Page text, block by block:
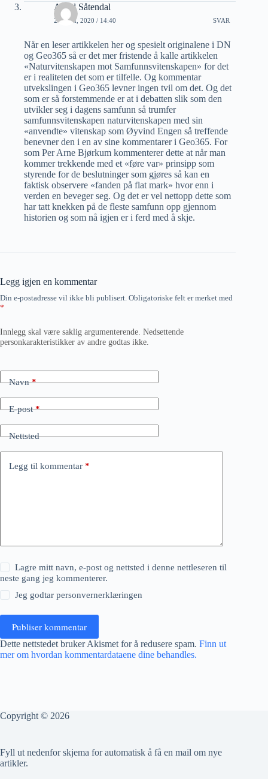
Arvid Såtendal
25 JULI, 2020 / 14:40 SVAR
Når en leser artikkelen her og spesielt originalene i DN
og Geo365 så er det mer fristende å kalle artikkelen
«Naturvitenskapen mot Samfunnsvitenskapen» for det
er i realiteten det som er tilfelle. Og kommentar
utvekslingen i Geo365 levner ingen tvil om det. Og det
som er så forstemmende er at i debatten slik som den
utvikler seg i dagens samfunn så trumfer
samfunnsvitenskapen naturvitenskapen med sin
«anvendte» vitenskap som Øyvind Engen så treffende
benevner den i en av sine kommentarer i Geo365. For
som Per Arne Bjørkum kommenterer dette at når man
kommer trekkende med et «føre var» prinsipp som
styrende for de beslutninger som gjøres så kan en
faktisk observere «fanden på flat mark» hvor enn i
verden en beveger seg. Og det er vel nettopp dette som
har tatt knekken på de fleste samfunn opp gjennom
historien og som nå igjen er i ferd med å skje.
Legg igjen en kommentar
Din e-postadresse vil ikke bli publisert. Obligatoriske felt er merket med
*
Innlegg skal være saklig argumenterende. Nedsettende
personkarakteristikker av andre godtas ikke.
Navn*
E-post*
Nettsted
Legg til kommentar *
Lagre mitt navn, e-post og nettsted i denne nettleseren til
neste gang jeg kommenterer.
Jeg godtarpersonvernerklæringen
Publiser kommentar
Dette nettstedet bruker Akismet for å redusere spam. Finn ut
mer om hvordan kommentardataene dine behandles.
Copyright © 2026
Fyll ut nedenfor skjema for automatisk å få en mail om nye
artikler.